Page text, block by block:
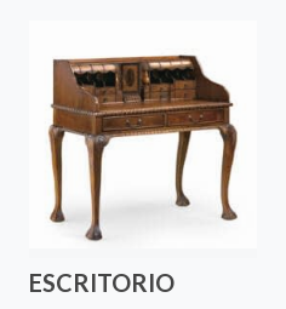
ESCRITORIO